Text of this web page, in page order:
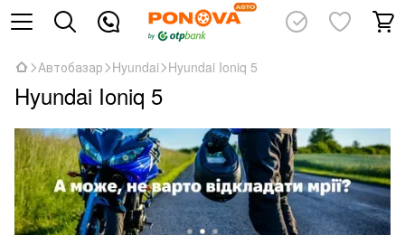
Автобазар Hyundai Hyundai Ioniq 5
Hyundai Ioniq 5